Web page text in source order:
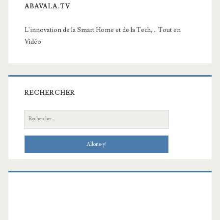
ABAVALA.TV
L'innovation de la Smart Home et de la Tech,... Tout en
Vidéo
RECHERCHER
Recherche: